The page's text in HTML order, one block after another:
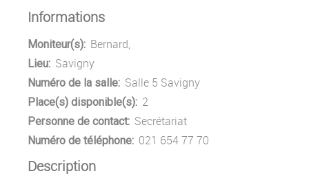
Informations
Moniteur(s): Bernard,
Lieu: Savigny
Numéro de la salle: Salle 5 Savigny
Place(s) disponible(s): 2
Personne de contact: Secrétariat
Numéro de téléphone: 021 654 77 70
Description